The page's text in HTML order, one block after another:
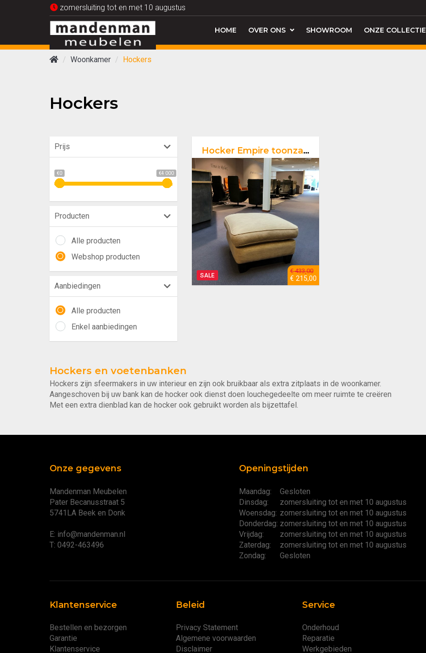
zomersluiting tot en met 10 augustus
HOME OVER ONS SHOWROOM ONZE COLLECTIE
Woonkamer Hockers
Hockers
Prijs
€0 €4 000
Producten
Alle producten
Webshop producten
Aanbiedingen
Alle producten
Enkel aanbiedingen
SALE
Hocker Empire toonzaal
€ 433,00
€ 215,00
Hockers en voetenbanken
Hockers zijn sfeermakers in uw interieur en zijn ook bruikbaar als extra zitplaats in de woonkamer.
Aangeschoven bij uw bank kan de hocker ook dienst doen louchegedeelte om meer ruimte te creëren
Met een extra dienblad kan de hocker ook gebruikt worden als bijzettafel.
Onze gegevens
Mandenman Meubelen
Pater Becanusstraat 5
5741LA Beek en Donk
E: info@mandenman.nl
T: 0492-463496
Openingstijden
Maandag:
Gesloten
Dinsdag:
zomersluiting tot en met 10 augustus
Woensdag: zomersluiting tot en met 10 augustus
Donderdag: zomersluiting tot en met 10 augustus
Vrijdag:
zomersluiting tot en met 10 augustus
Zaterdag:
zomersluiting tot en met 10 augustus
Zondag:
Gesloten
Klantenservice
Bestellen en bezorgen
Garantie
Klantenservice
Beleid
Privacy Statement
Algemene voorwaarden
Disclaimer
Service
Onderhoud
Reparatie
Werkgebieden